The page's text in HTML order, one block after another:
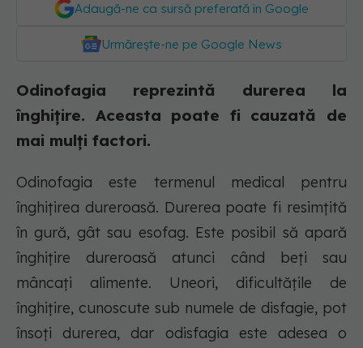
Adaugă-ne ca sursă preferată în Google
Urmărește-ne pe Google News
Odinofagia reprezintă durerea la
înghițire. Aceasta poate fi cauzată de
mai mulți factori.
Odinofagia este termenul medical pentru
înghițirea dureroasă. Durerea poate fi resimțită
în gură, gât sau esofag. Este posibil să apară
înghițire dureroasă atunci când beți sau
mâncați alimente. Uneori, dificultățile de
înghițire, cunoscute sub numele de disfagie, pot
însoți durerea, dar odisfagia este adesea o